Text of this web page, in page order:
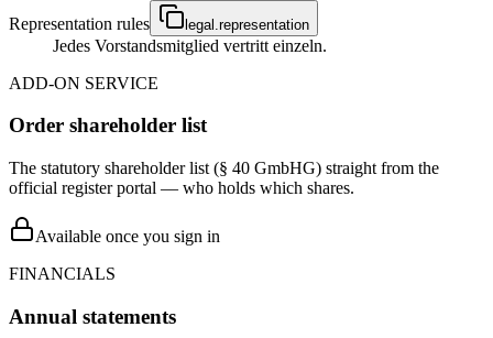
Representation rules
legal.representation
Jedes Vorstandsmitglied vertritt einzeln.
ADD-ON SERVICE
Order shareholder list
The statutory shareholder list (§ 40 GmbHG) straight from the
official register portal — who holds which shares.
Available once you sign in
FINANCIALS
Annual statements